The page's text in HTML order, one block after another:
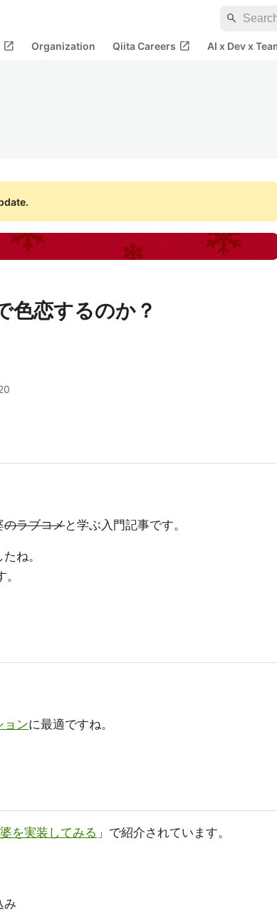
search
open_in_new Organization Qiita Careers open_in_new AI x Dev x
色恋するのか？
のラブコメと学ぶ入門記事です。
ね。
ョンに最適ですね。
を実装してみる 」で紹介されています。
み